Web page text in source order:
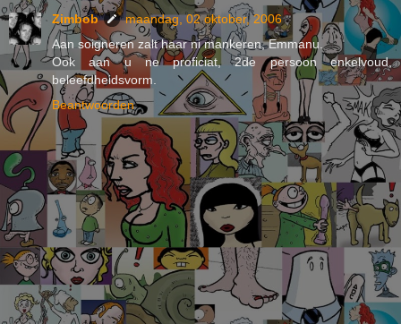
Zimbob
maandag, 02 oktober, 2006
Aan soigneren zalt haar ni mankeren, Emmanu.
Ook aan u ne proficiat, 2de persoon enkelvoud,
beleefdheidsvorm.
Beantwoorden